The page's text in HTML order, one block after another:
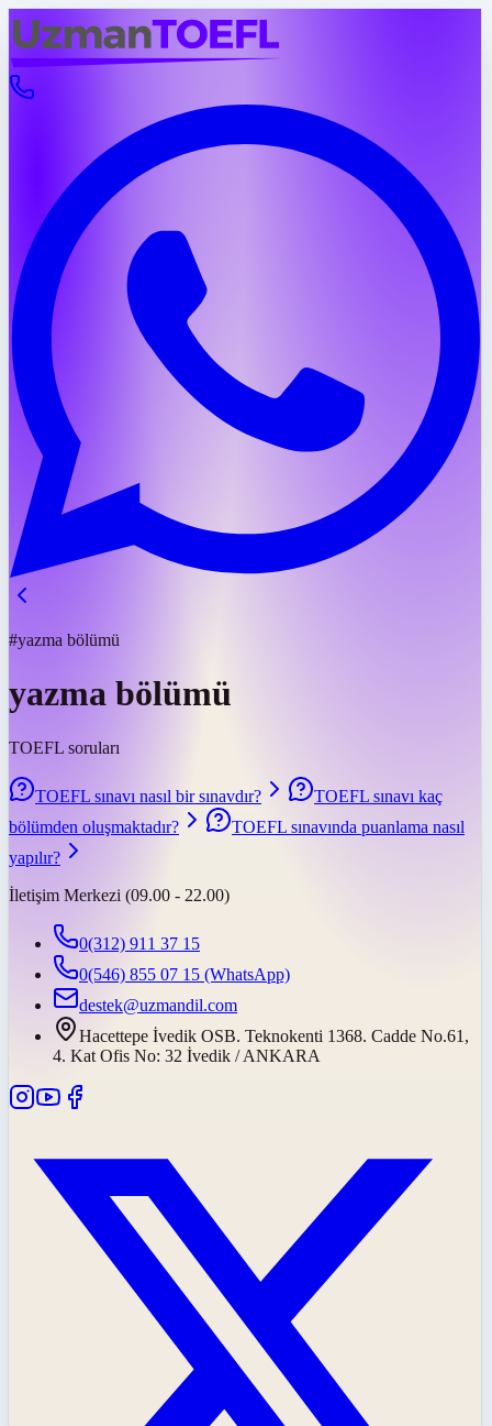
#yazma bölümü
yazma bölümü
TOEFL soruları
TOEFL sınavı nasıl bir sınavdır?
TOEFL sınavı kaç
bölümden oluşmaktadır?
TOEFL sınavında puanlama nasıl
yapılır?
İletişim Merkezi (09.00 - 22.00)
0(312) 911 37 15
0(546) 855 07 15 (WhatsApp)
destek@uzmandil.com
Hacettepe İvedik OSB. Teknokenti 1368. Cadde No.61,
4. Kat Ofis No: 32 İvedik / ANKARA